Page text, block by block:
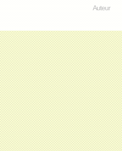
Auteur